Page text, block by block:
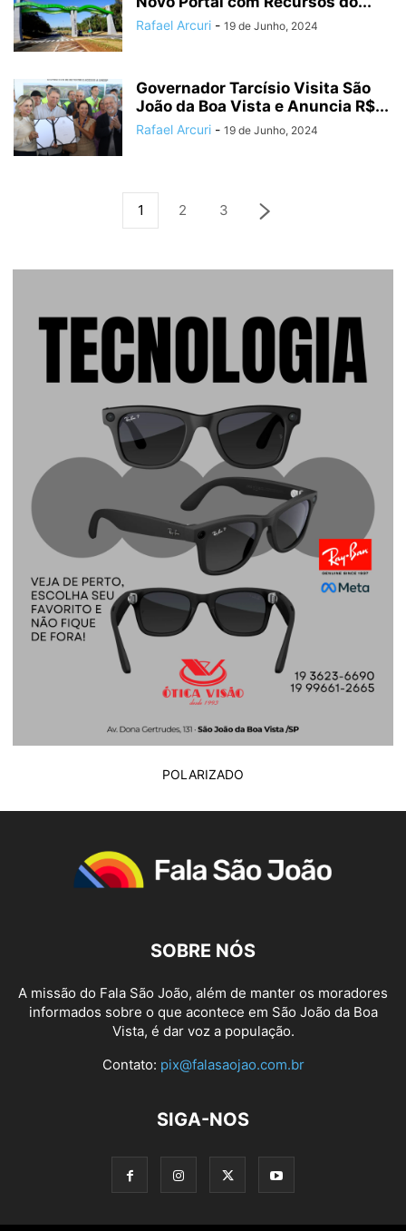
Rafael Arcuri - 19 de Junho, 2024
Governador Tarcísio Visita São
João da Boa Vista e Anuncia R$...
Rafael Arcuri - 19 de Junho, 2024
1 2 3
POLARIZADO
SOBRE NÓS
A missão do Fala São João, além de manter os moradores
informados sobre o que acontece em São João da Boa
Vista, é dar voz a população.
Contato: pix@falasaojao.com.br
SIGA-NOS